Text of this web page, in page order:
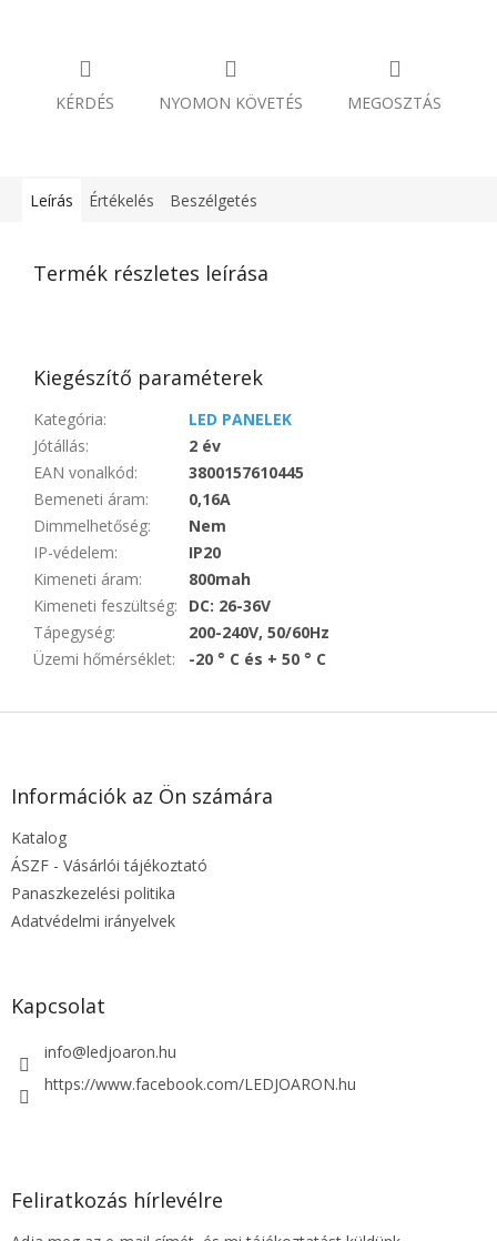
KÉRDÉS NYOMON KÖVETÉS MEGOSZTÁS
Leírás Értékelés Beszélgetés
Termék részletes leírása
Kiegészítő paraméterek
Kategória:
LED PANELEK
Jótállás:
2 év
EAN vonalkód:
3800157610445
Bemeneti áram:
0,16A
Dimmelhetőség:
Nem
IP-védelem:
IP20
Kimeneti áram:
800mah
Kimeneti feszültség:
DC: 26-36V
Tápegység:
200-240V, 50/60Hz
Üzemi hőmérséklet: -20 ° C és + 50 ° C
L
Információk az Ön számára
Katalog
ÁSZF - Vásárlói tájékoztató
Panaszkezelési politika
Adatvédelmi irányelvek
Kapcsolat
info@ledjoaron.hu
https://www.facebook.com/LEDJOARON.hu
Feliratkozás hírlevélre